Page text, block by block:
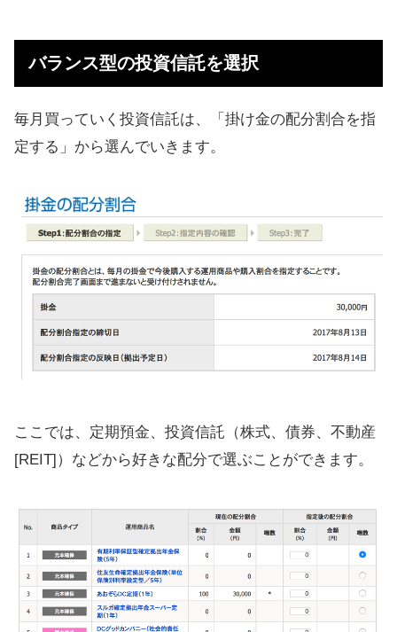
バランス型の投資信託を選択
毎月買っていく投資信託は、「掛け金の配分割合を指
定する」から選んでいきます。
ここでは、定期預金、投資信託（株式、債券、不動産
[REIT]）などから好きな配分で選ぶことができます。